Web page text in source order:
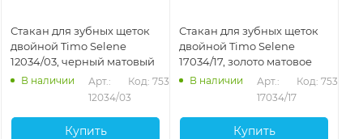
Стакан для зубных щеток
двойной Timo Selene
12034/03, черный матовый
В наличии
Арт.:
12034/03
Код: 75327
Купить
Стакан для зубных щеток
двойной Timo Selene
17034/17, золото матовое
В наличии
Арт.:
17034/17
Код: 75329
Купить